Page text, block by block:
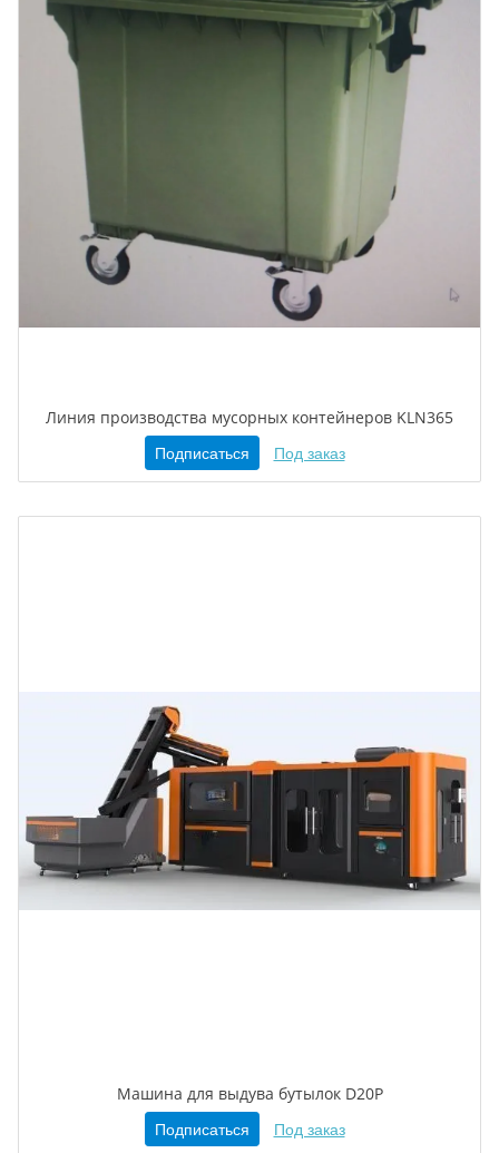
Линия производства мусорных контейнеров KLN365
Подписаться Под заказ
Машина для выдува бутылок D20Р
Подписаться Под заказ